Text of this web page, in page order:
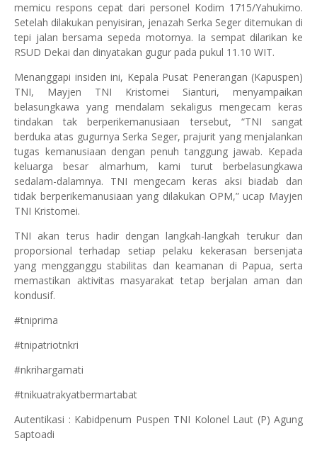
memicu respons cepat dari personel Kodim 1715/Yahukimo.
Setelah dilakukan penyisiran, jenazah Serka Seger ditemukan di
tepi jalan bersama sepeda motornya. Ia sempat dilarikan ke
RSUD Dekai dan dinyatakan gugur pada pukul 11.10 WIT.
Menanggapi insiden ini, Kepala Pusat Penerangan (Kapuspen)
TNI, Mayjen TNI Kristomei Sianturi, menyampaikan
belasungkawa yang mendalam sekaligus mengecam keras
tindakan tak berperikemanusiaan tersebut, “TNI sangat
berduka atas gugurnya Serka Seger, prajurit yang menjalankan
tugas kemanusiaan dengan penuh tanggung jawab. Kepada
keluarga besar almarhum, kami turut berbelasungkawa
sedalam-dalamnya. TNI mengecam keras aksi biadab dan
tidak berperikemanusiaan yang dilakukan OPM,” ucap Mayjen
TNI Kristomei.
TNI akan terus hadir dengan langkah-langkah terukur dan
proporsional terhadap setiap pelaku kekerasan bersenjata
yang mengganggu stabilitas dan keamanan di Papua, serta
memastikan aktivitas masyarakat tetap berjalan aman dan
kondusif.
#tniprima
#tnipatriotnkri
#nkrihargamati
#tnikuatrakyatbermartabat
Autentikasi : Kabidpenum Puspen TNI Kolonel Laut (P) Agung
Saptoadi